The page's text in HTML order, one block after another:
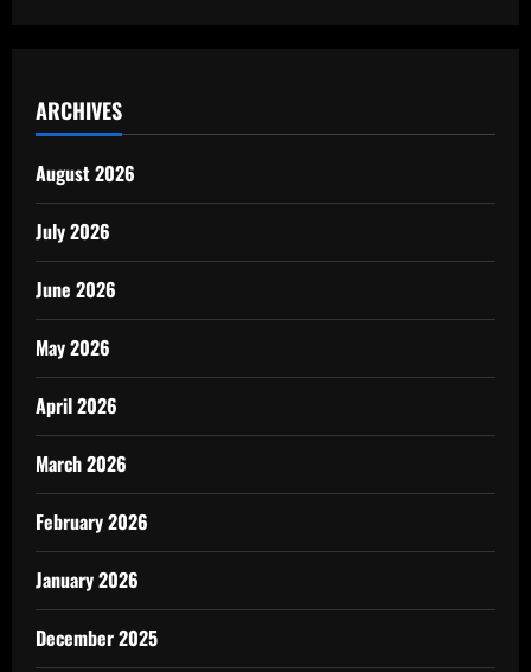
ARCHIVES
August 2026
July 2026
June 2026
May 2026
April 2026
March 2026
February 2026
January 2026
December 2025